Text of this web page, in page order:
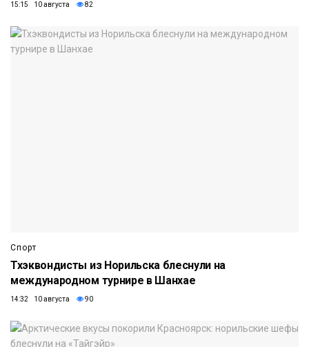
15:15 10 августа 82
Спорт
Тхэквондисты из Норильска блеснули на
международном турнире в Шанхае
14:32 10 августа 90